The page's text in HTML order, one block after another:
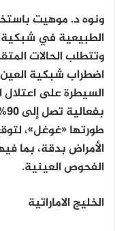
ونوه د. موهيت
الطبيعية في شبكية
وتتطلب الحالات
اضطراب شبكية
السيطرة على
طورتها «غوغل»،
الأمراض بدقة، بما
الفحوص العينية.
الخليج الاماراتية